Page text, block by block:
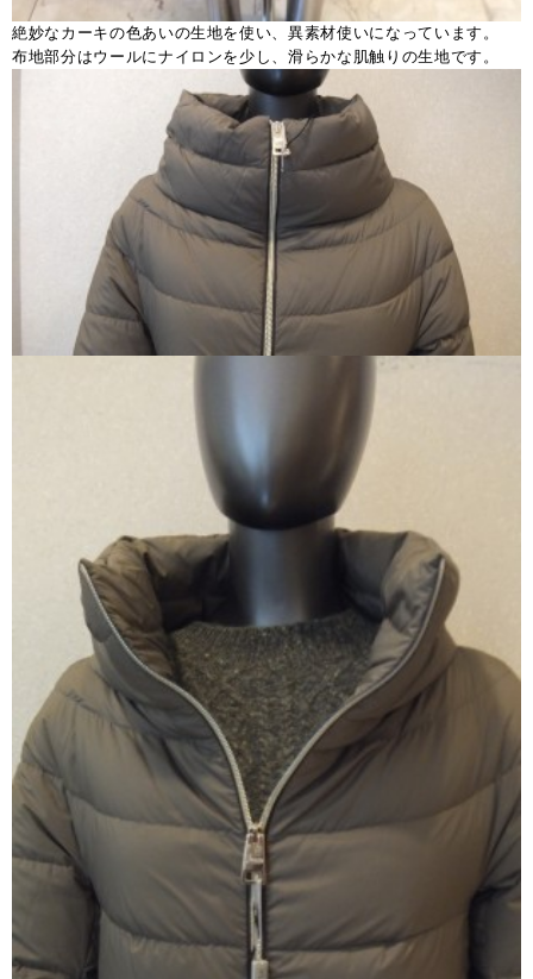
絶妙なカーキの色あいの生地を使い、異素材使いになっています。
布地部分はウールにナイロンを少し、滑らかな肌触りの生地です。